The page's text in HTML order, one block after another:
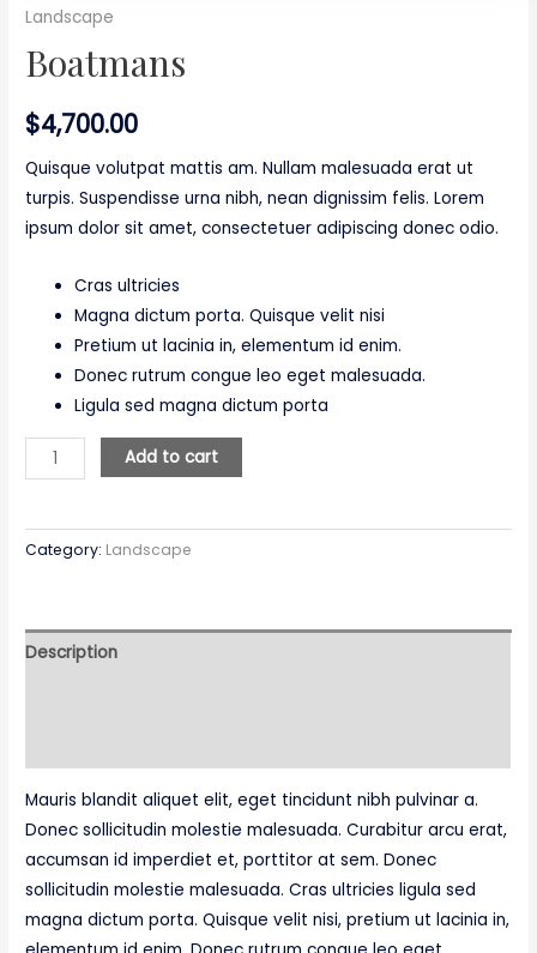
Landscape
Boatmans
$4,700.00
Quisque volutpat mattis am. Nullam malesuada erat ut
turpis. Suspendisse urna nibh, nean dignissim felis. Lorem
ipsum dolor sit amet, consectetuer adipiscing donec odio.
Cras ultricies
Magna dictum porta. Quisque velit nisi
Pretium ut lacinia in, elementum id enim.
Donec rutrum congue leo eget malesuada.
Ligula sed magna dictum porta
Boatmans
quantity
Add to cart
Category: Landscape
Description
Mauris blandit aliquet elit, eget tincidunt nibh pulvinar a.
Donec sollicitudin molestie malesuada. Curabitur arcu erat,
accumsan id imperdiet et, porttitor at sem. Donec
sollicitudin molestie malesuada. Cras ultricies ligula sed
magna dictum porta. Quisque velit nisi, pretium ut lacinia in,